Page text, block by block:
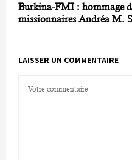
Burkina-FMI : hommage
missionnaires Andréa M.
LAISSER UN COMMENTAIRE